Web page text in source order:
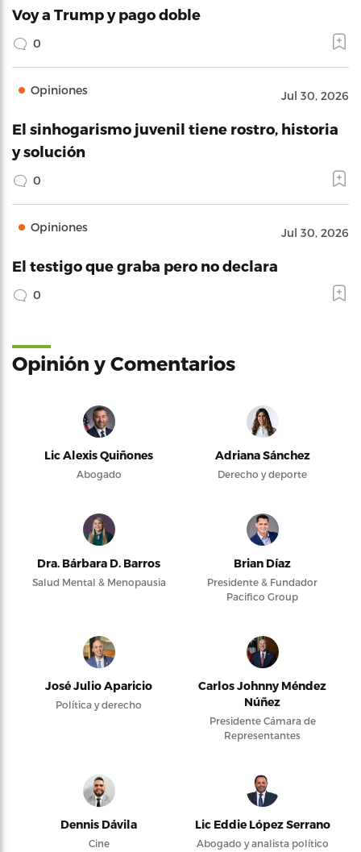
Voy a Trump y pago doble
0
Opiniones Jul 30, 2026
El sinhogarismo juvenil tiene rostro, historia
y solución
0
Opiniones Jul 30, 2026
El testigo que graba pero no declara
0
Opinión y Comentarios
Lic Alexis Quiñones
Abogado
Adriana Sánchez
Derecho y deporte
Dra. Bárbara D. Barros
Salud Mental & Menopausia
Brian Díaz
Presidente & Fundador
Pacifico Group
José Julio Aparicio
Política y derecho
Carlos Johnny Méndez
Núñez
Presidente Cámara de
Representantes
Dennis Dávila
Cine
Lic Eddie López Serrano
Abogado y analista político